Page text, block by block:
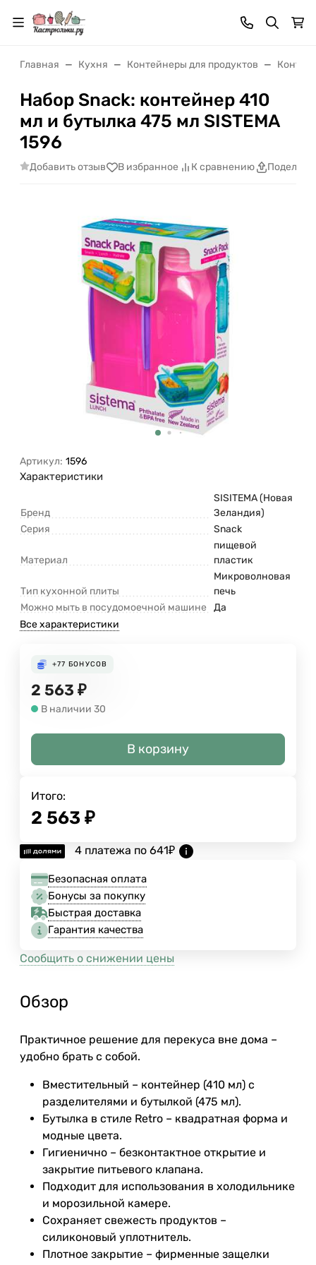
Главная Кухня Контейнеры для продуктов
Набор Snack: контейнер 410
мл и бутылка 475 мл SISTEMA
1596
Добавить отзыв В избранное К сравнению
Артикул: 1596
Характеристики
Бренд
SISITEMA (Новая
Зеландия)
Серия
Snack
Материал
пищевой
пластик
Тип кухонной плиты
Микроволновая
печь
Можно мыть в посудомоечной машине
Да
Все характеристики
+77 БОНУСОВ
2 563 ₽
В наличии 30
В корзину
Итого:
2 563 ₽
4 платежа по 641₽
Безопасная оплата
Бонусы за покупку
Быстрая доставка
Гарантия качества
Сообщить о снижении цены
Обзор
Практичное решение для перекуса вне дома –
удобно брать с собой.
Вместительный – контейнер (410 мл) с
разделителями и бутылкой (475 мл).
Бутылка в стиле Retro – квадратная форма и
модные цвета.
Гигиенично – безконтактное открытие и
закрытие питьевого клапана.
Подходит для использования в холодильнике
и морозильной камере.
Сохраняет свежесть продуктов –
силиконовый уплотнитель.
Плотное закрытие – фирменные защелки